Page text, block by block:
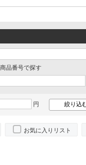
品番号で探す
円
お気に入りリスト